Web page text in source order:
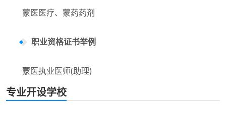
蒙医医疗、蒙药药剂
职业资格证书举例
蒙医执业医师(助理)
专业开设学校